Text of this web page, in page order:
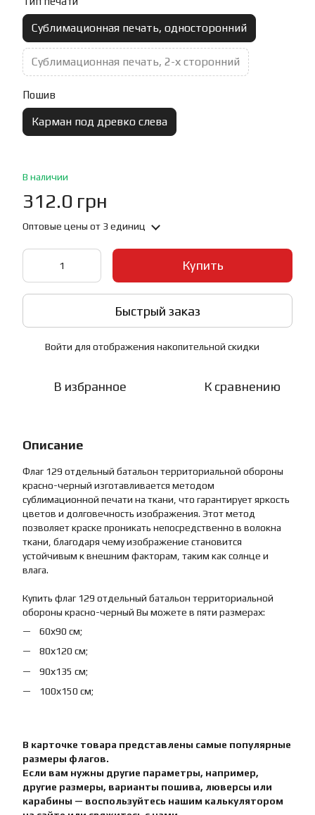
Сублимационная печать, односторонний
Сублимационная печать, 2-х сторонний
Пошив
Карман под древко слева
В наличии
312.0 грн
Оптовые цены от 3 единиц
Купить
Быстрый заказ
Войти для отображения накопительной скидки
В избранное К сравнению
Описание
Флаг 129 отдельный батальон территориальной обороны
красно-черный изготавливается методом
сублимационной печати на ткани, что гарантирует яркость
цветов и долговечность изображения. Этот метод
позволяет краске проникать непосредственно в волокна
ткани, благодаря чему изображение становится
устойчивым к внешним факторам, таким как солнце и
влага.
Купить флаг 129 отдельный батальон территориальной
обороны красно-черный Вы можете в пяти размерах:
60х90 см;
80х120 см;
90х135 см;
100х150 см;
В карточке товара представлены самые популярные
размеры флагов.
Если вам нужны другие параметры, например,
другие размеры, варианты пошива, люверсы или
карабины — воспользуйтесь нашим калькулятором